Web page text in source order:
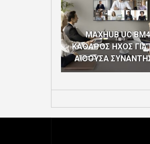
MAXHUB UC
ΚΑΘΑΡΟΣ ΗΧΟΣ ΓΙΑ
ΑΙΘΟΥΣΑ